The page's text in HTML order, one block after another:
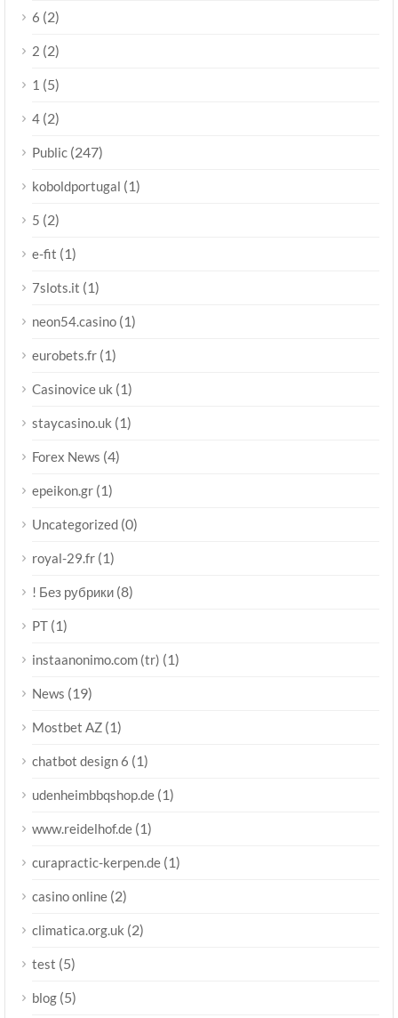
6 (2)
2 (2)
1 (5)
4 (2)
Public (247)
koboldportugal (1)
5 (2)
e-fit (1)
7slots.it (1)
neon54.casino (1)
eurobets.fr (1)
Casinovice uk (1)
staycasino.uk (1)
Forex News (4)
epeikon.gr (1)
Uncategorized (0)
royal-29.fr (1)
! Без рубрики (8)
PT (1)
instaanonimo.com (tr) (1)
News (19)
Mostbet AZ (1)
chatbot design 6 (1)
udenheimbbqshop.de (1)
www.reidelhof.de (1)
curapractic-kerpen.de (1)
casino online (2)
climatica.org.uk (2)
test (5)
blog (5)